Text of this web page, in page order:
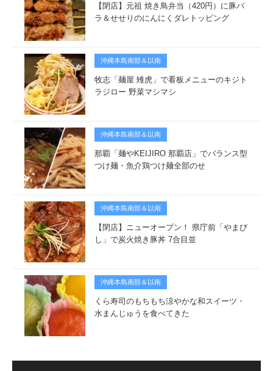
【閉店】元祖 焼き鳥弁当（420円）に豚バ
ラ＆せせりのにんにくダレトッピング
沖縄本島南部＆以南
牧志「麺屋 雉虎」で看板メニューのキジト
ラジロー 野菜マシマシ
沖縄本島南部＆以南
那覇「麺やKEIJIRO 那覇店」でバランス型
つけ麺・魚介鶏つけ麺全部のせ
沖縄本島南部＆以南
【閉店】ニューオープン！ 県庁前「やまび
し」で炭火焼き豚丼 7合目並
沖縄本島南部＆以南
くら寿司のもちもち涼やかな和スイーツ・
水まんじゅうを食べてきた